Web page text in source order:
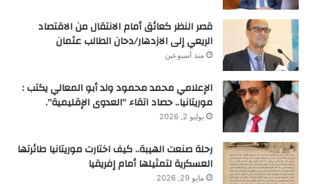
قصر النظر كعائق أمام الانتقال من الاقتصاد
الريعي إلى الازدهار/دحان الطالب عثمان
منذ أسبوعين
الإعلامي محمد محمود ولد أبو المعالي يكتب :
موريتانيا.. حصاد اتقاء “العدوى الإقليمية”.
يوليو 2, 2026
رحلة صنعت الهيبة.. كيف اختارت موريتانيا طائرتها
العسكرية لتمثيلها أمام إفريقيا
مايو 29, 2026